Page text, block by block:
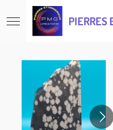
au
contenu